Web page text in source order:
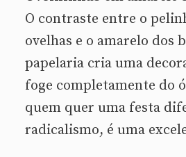
O contraste entre o
ovelhas e o amarelo dos
papelaria cria uma
foge completamente do
quem quer uma festa
radicalismo, é uma